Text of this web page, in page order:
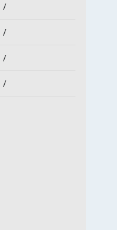
/
/
/
/